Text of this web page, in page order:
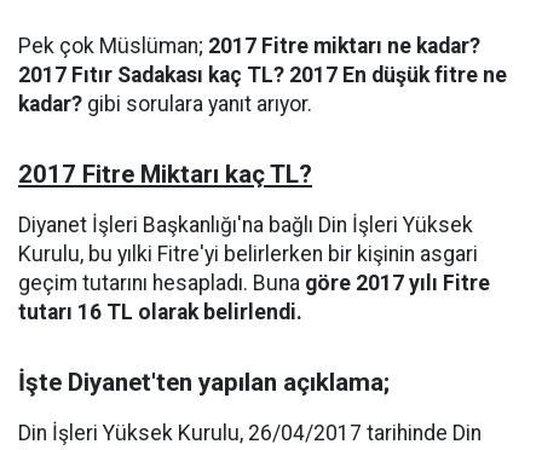
Pek çok Müslüman; 2017 Fitre miktarı ne kadar?
2017 Fıtır Sadakası kaç TL? 2017 En düşük fitre ne
kadar? gibi sorulara yanıt arıyor.
2017 Fitre Miktarı kaç TL?
Diyanet İşleri Başkanlığı'na bağlı Din İşleri Yüksek
Kurulu, bu yılki Fitre'yi belirlerken bir kişinin asgari
geçim tutarını hesapladı. Buna göre 2017 yılı Fitre
tutarı 16 TL olarak belirlendi.
İşte Diyanet'ten yapılan açıklama;
Din İşleri Yüksek Kurulu, 26/04/2017 tarihinde Din